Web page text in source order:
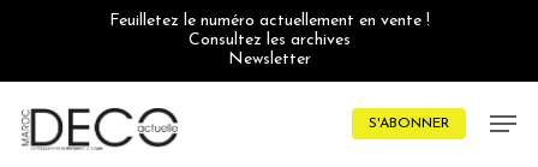
Feuilletez le numéro actuellement en vente !
Consultez les archives
Newsletter
S'ABONNER